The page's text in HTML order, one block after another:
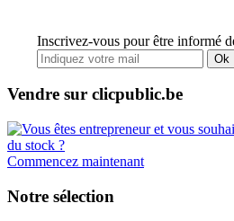
Inscrivez-vous pour être informé
Ok
Vendre sur clicpublic.be
Commencez maintenant
Notre sélection